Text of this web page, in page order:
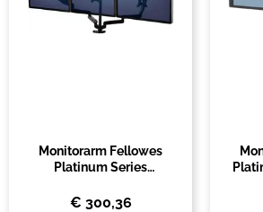
Monitorarm Fellowes
Platinum Series
€ 300,36